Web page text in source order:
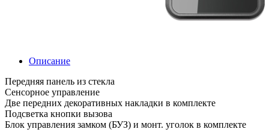
Описание
Передняя панель из стекла
Сенсорное управление
Две передних декоративных накладки в комплекте
Подсветка кнопки вызова
Блок управления замком (БУЗ) и монт. уголок в комплекте